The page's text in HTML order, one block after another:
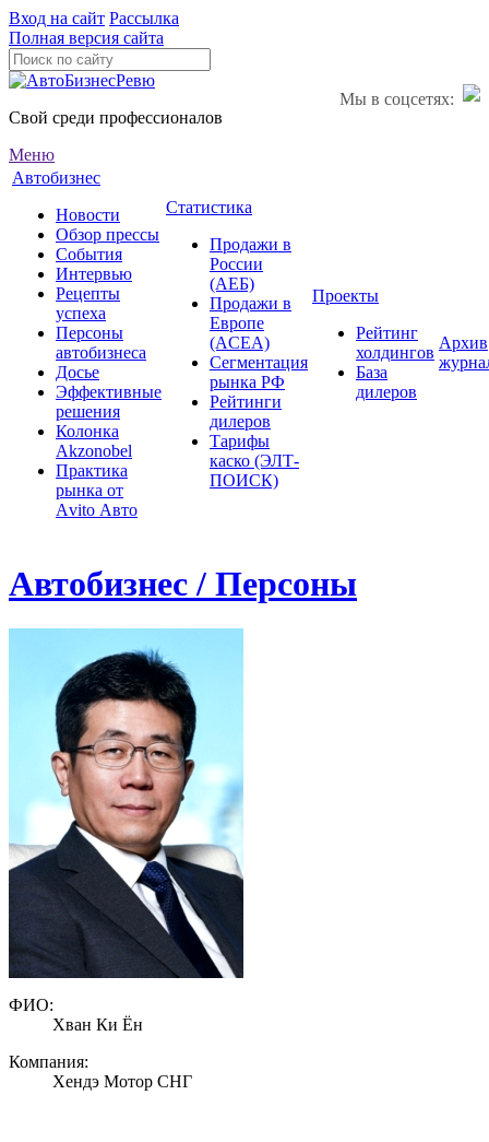
Вход на сайт Рассылка
Полная версия сайта
Мы в соцсетях:
Свой среди профессионалов
Меню
Автобизнес
Новости
Обзор прессы
События
Интервью
Рецепты
успеха
Персоны
автобизнеса
Досье
Эффективные
решения
Колонка
Akzonobel
Практика
рынка от
Аvito Авто
Статистика
Продажи в
России
(АЕБ)
Продажи в
Европе
(ACEA)
Сегментация
рынка РФ
Рейтинги
дилеров
Тарифы
каско (ЭЛТ-
ПОИСК)
Проекты
Рейтинг
холдингов
База
дилеров
Архив
Автобизнес / Персоны
ФИО:
Хван Ки Ён
Компания:
Хендэ Мотор СНГ